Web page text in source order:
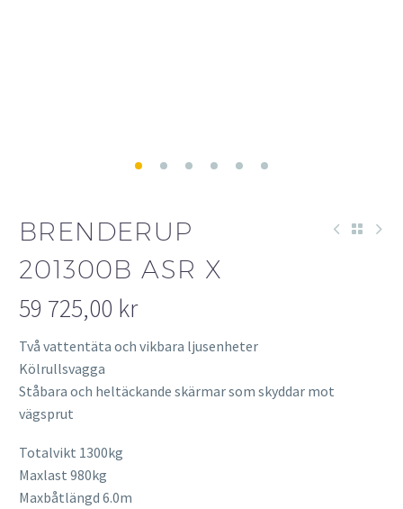
BRENDERUP
201300B ASR X
59 725,00 kr
Två vattentäta och vikbara ljusenheter
Kölrullsvagga
Ståbara och heltäckande skärmar som skyddar mot
vägsprut
Totalvikt 1300kg
Maxlast 980kg
Maxbåtlängd 6.0m